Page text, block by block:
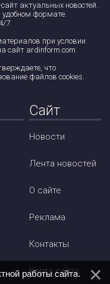
актуальных новостей.
удобном формате.
7.
при условии
сайт ardinform.com
что
файлов cookies.
Сайт
Новости
Лента новостей
О сайте
Реклама
Контакты
Карта сайта
работы сайта.